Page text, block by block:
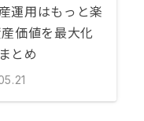
運用はもっと楽
価値を最大化
とめ